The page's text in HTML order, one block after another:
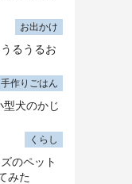
お出かけ
るうるお
手作りごはん
型犬のかじ
くらし
のペット
みた